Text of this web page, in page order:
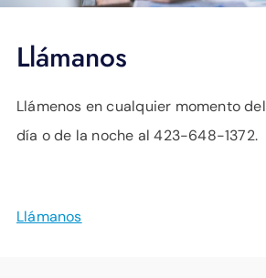
Llámanos
Llámenos en cualquier momento del
día o de la noche al 423-648-1372.
Llámanos